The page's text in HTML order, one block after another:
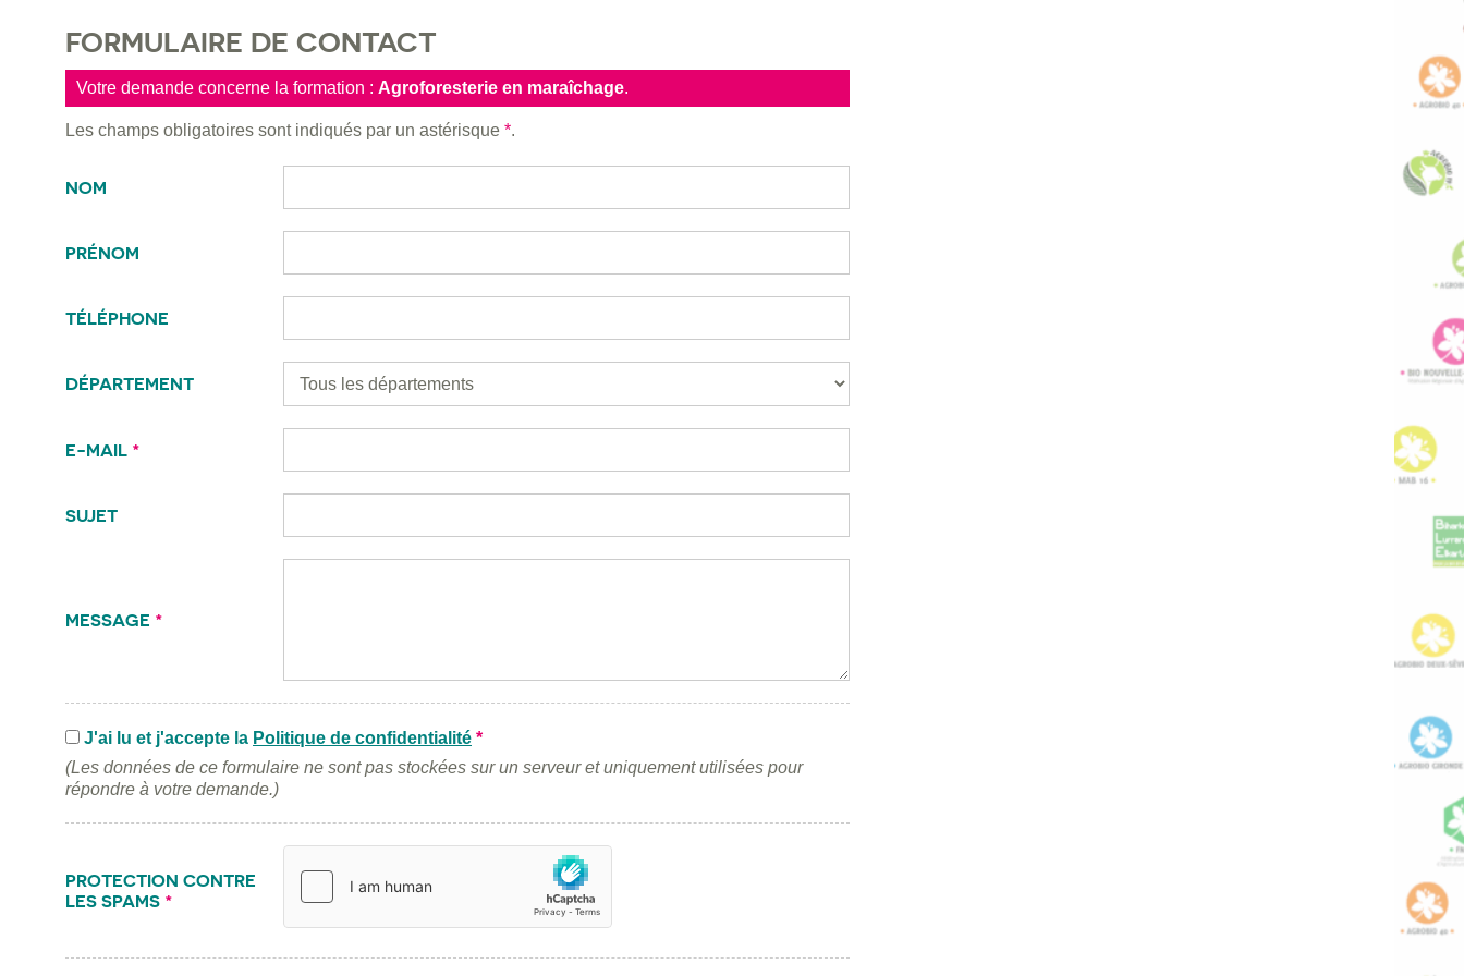
FORMULAIRE DE CONTACT
Votre demande concerne la formation : Agroforesterie en maraîchage.
Les champs obligatoires sont indiqués par un astérisque *.
NOM
PRÉNOM
TÉLÉPHONE
DÉPARTEMENT
E-MAIL *
SUJET
MESSAGE *
J'ai lu et j'accepte la Politique de confidentialité *
(Les données de ce formulaire ne sont pas stockées sur un serveur et uniquement utilisées pour
répondre à votre demande.)
PROTECTION CONTRE
LES SPAMS *